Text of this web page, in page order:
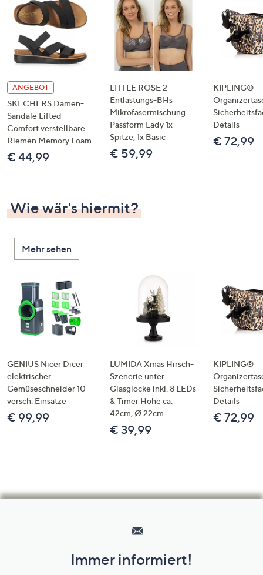
ANGEBOT
SKECHERS Damen-
Sandale Lifted
Comfort verstellbare
Riemen Memory Foam
€ 44,99
LITTLE ROSE 2
Entlastungs-BHs
Mikrofasermischung
Passform Lady 1x
Spitze, 1x Basic
€ 59,99
KIPLING®
Details
€ 72,99
Wie wär's hiermit?
Mehr sehen
GENIUS Nicer Dicer
elektrischer
Gemüseschneider 10
versch. Einsätze
€ 99,99
LUMIDA Xmas Hirsch-
Szenerie unter
Glasglocke inkl. 8 LEDs
& Timer Höhe ca.
42cm, Ø 22cm
€ 39,99
KIPLING®
Details
€ 72,99
Unternehmensinformationen
Immer informiert!